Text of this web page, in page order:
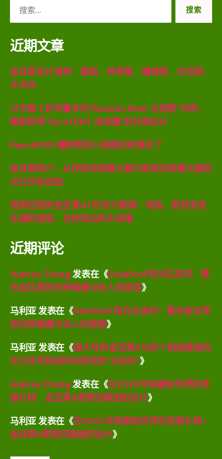
索：
近期文章
金豆荚设计清单：模型、种养屋、蟠桃荚、农豆荚、
水天舟
以市面上好评最多的“Russian Bear 北极熊”为例，
重新思考“PyraTENT 泡泡篷”的另类设计
PeachPOD 蟠桃荚的三维图初具雏形了
金豆荚简介：从传统单层膜大棚与新型双层膜大棚的
对比开始说起
我家后院的金豆荚4T的设计微调：地热、肥皂泡发
生器的摆放、台阶两边的水泥墙
近期评论
Aubrey Zhang发表在《SolaRoof 阳光生态村：整
合金豆荚阳光种植棚与住人的居室》
马利亚发表在《SolaRoof 阳光生态村：整合金豆荚
阳光种植棚与住人的居室》
马利亚发表在《超大号的金豆荚8与四个两层楼高的
长方住宅构成四合院式的“生态村”》
Aubrey Zhang发表在《在2020年底献给世界的圣
诞礼物：金豆荚4更简洁稳固的设计》
马利亚发表在《在2020年底献给世界的圣诞礼物：
金豆荚4更简洁稳固的设计》